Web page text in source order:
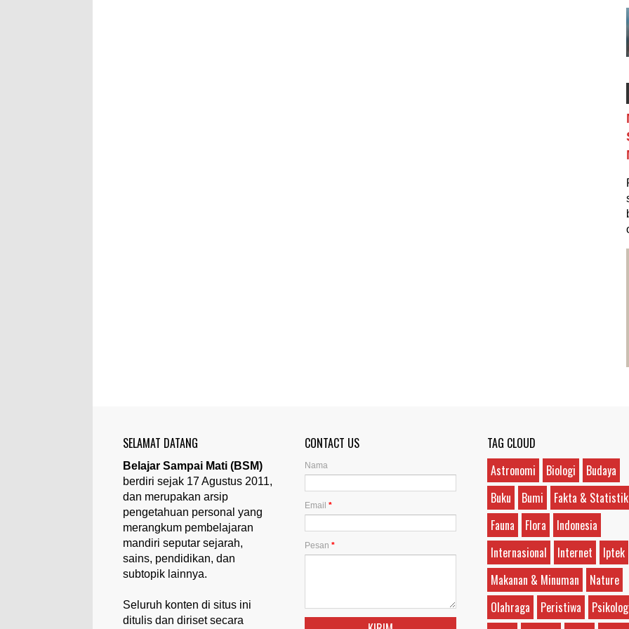
SELAMAT DATANG
Belajar Sampai Mati (BSM)
berdiri sejak 17 Agustus 2011,
dan merupakan arsip
pengetahuan personal yang
merangkum pembelajaran
mandiri seputar sejarah,
sains, pendidikan, dan
subtopik lainnya.
Seluruh konten di situs ini
ditulis dan diriset secara
CONTACT US
Nama
Email*
Pesan*
TAG CLOUD
Astronomi
Biologi
Budaya
Buku
Bumi
Fakta & Statistik
Fauna
Flora
Indonesia
Internasional
Internet
Iptek
Makanan & Minuman
Nature
Olahraga
Peristiwa